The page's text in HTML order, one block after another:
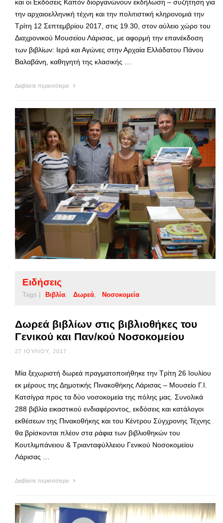
και οι Εκδόσεις Καπόν διοργανώνουν εκδήλωση – συζήτηση για
την αρχαιοελληνική τέχνη και την πολιτιστική κληρονομιά την
Τρίτη 12 Σεπτεμβρίου 2017, στις 19.30, στον αύλειο χώρο του
Διαχρονικού Μουσείου Λάρισας, με αφορμή την επανέκδοση
των βιβλίων: Ιερά και Αγώνες στην Αρχαία Ελλάδατου Πάνου
Βαλαβάνη, καθηγητή της κλασικής …
Διαβάστε περισσότερα
Ειδήσεις
Tags | Βιβλία Δωρεά Νοσοκομεία
Δωρεά βιβλίων στις βιβλιοθήκες του
Γενικού και Παν/κού Νοσοκομείου
27 ΙΟΥΛΊΟΥ, 2017
Μία ξεχωριστή δωρεά πραγματοποιήθηκε την Τρίτη 26 Ιουλίου
εκ μέρους της Δημοτικής Πινακοθήκης Λάρισας – Μουσείο Γ.Ι.
Κατσίγρα προς τα δύο νοσοκομεία της πόλης μας. Συνολικά
288 βιβλία εικαστικού ενδιαφέροντος, εκδόσεις και κατάλογοι
εκθέσεων της Πινακοθήκης και του Κέντρου Σύγχρονης Τέχνης
θα βρίσκονται πλέον στα ράφια των βιβλιοθηκών του
Κουτλιμπάνειου & Τριανταφύλλειου Γενικού Νοσοκομείου
Λάρισας …
Διαβάστε περισσότερα